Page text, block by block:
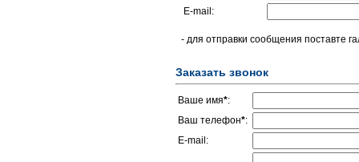
E-mail:
- для отправки сообщения поставте
Заказать звонок
Ваше имя*:
Ваш телефон*:
E-mail: